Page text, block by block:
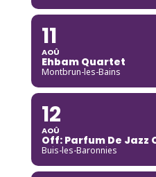
11
AOÛ
Ehbam Quartet
Montbrun-les-Bains
12
AOÛ
Off: Parfum De Jazz
Buis-les-Baronnies